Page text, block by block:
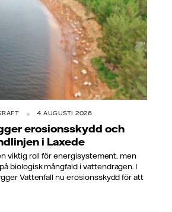
4 AUGUSTI 2026
erosionsskydd och
i Laxede
viktig roll för energisystement, men
biologisk mångfald i vattendragen. I
Vattenfall nu erosionsskydd för att